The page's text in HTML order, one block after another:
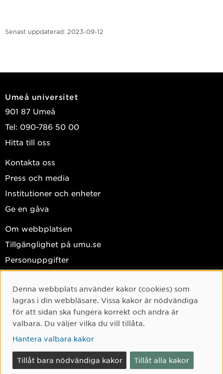
Senast uppdaterad: 2023-09-12
Umeå universitet
901 87 Umeå
Tel: 090-786 50 00
Hitta till oss
Kontakta oss
Press och media
Institutioner och enheter
Ge en gåva
Om webbplatsen
Tillgänglighet på umu.se
Personuppgifter
Facebook
Instagram
TikTok
Youtube
LinkedIn
Cookie-samtycke
Denna webbplats använder kakor (cookies) som
lagras i din webbläsare. Vissa kakor är nödvändiga
för att sidan ska fungera korrekt och andra är
valbara. Du väljer vilka du vill tillåta.
Hantera valbara kakor
Tillåt bara nödvändiga kakor Tillåt alla kakor